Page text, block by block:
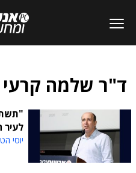
ד"ר שלמה קרעי
יוסי